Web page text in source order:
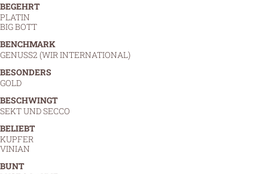
BEGEHRT
PLATIN
BIG BOTT
BENCHMARK
GENUSS2 (WIR INTERNATIONAL)
BESONDERS
GOLD
BESCHWINGT
SEKT UND SECCO
BELIEBT
KUPFER
VINIAN
BUNT